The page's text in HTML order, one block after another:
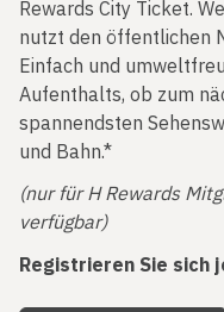
Rewards City Ticket.
nutzt den öffentlichen
Einfach und
Aufenthalts, ob zum
spannendsten
und Bahn.*
(nur für H Rewards
verfügbar)
Registrieren Sie sich